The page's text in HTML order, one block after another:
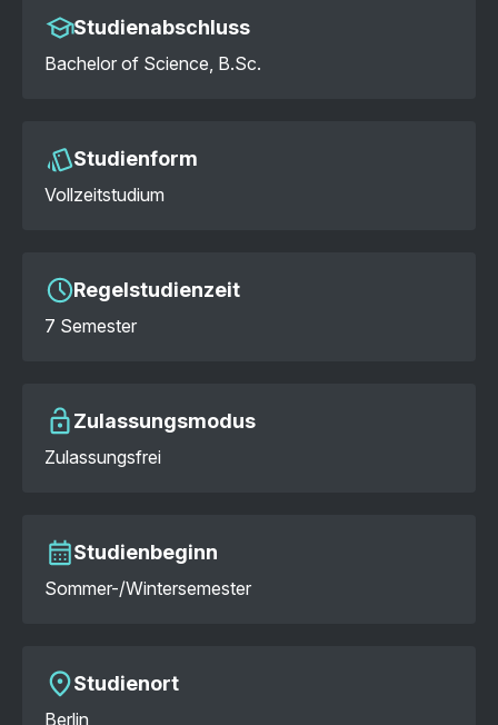
Studienabschluss
Bachelor of Science, B.Sc.
Studienform
Vollzeitstudium
Regelstudienzeit
7 Semester
Zulassungsmodus
Zulassungsfrei
Studienbeginn
Sommer-/Wintersemester
Studienort
Berlin